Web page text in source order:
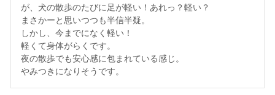
が、犬の散歩のたびに足が軽い！あれっ？軽い？
まさかーと思いつつも半信半疑。
しかし、今までになく軽い！
軽くて身体がらくです。
夜の散歩でも安心感に包まれている感じ。